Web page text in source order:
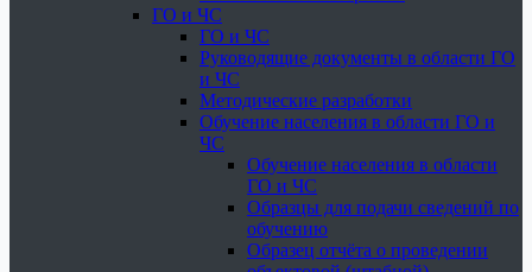
ГО и ЧС
ГО и ЧС
Руководящие документы в области ГО
и ЧС
Методические разработки
Обучение населения в области ГО и
ЧС
Обучение населения в области
ГО и ЧС
Образцы для подачи сведений по
обучению
Образец отчёта о проведении